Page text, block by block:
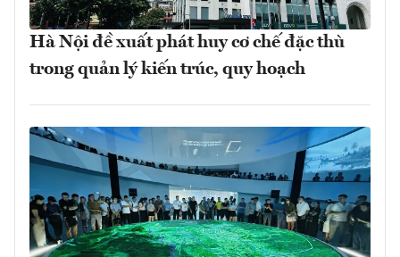
Hà Nội đề xuất phát huy cơ chế đặc thù
trong quản lý kiến trúc, quy hoạch